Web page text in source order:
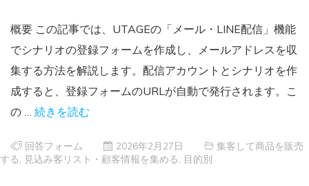
概要 この記事では、UTAGEの「メール・LINE配信」機能
でシナリオの登録フォームを作成し、メールアドレスを収
集する方法を解説します。配信アカウントとシナリオを作
成すると、登録フォームのURLが自動で発行されます。こ
の … 続きを読む
回答フォーム 2026年2月27日
集客して商品を販売
する
見込み客リスト・顧客情報を集める 目的別